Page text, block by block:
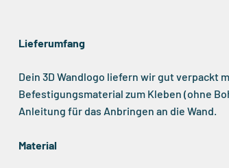
Lieferumfang
Dein 3D Wandlogo liefern wir gut verpackt
Befestigungsmaterial zum Kleben (ohne
Anleitung für das Anbringen an die Wand.
Material